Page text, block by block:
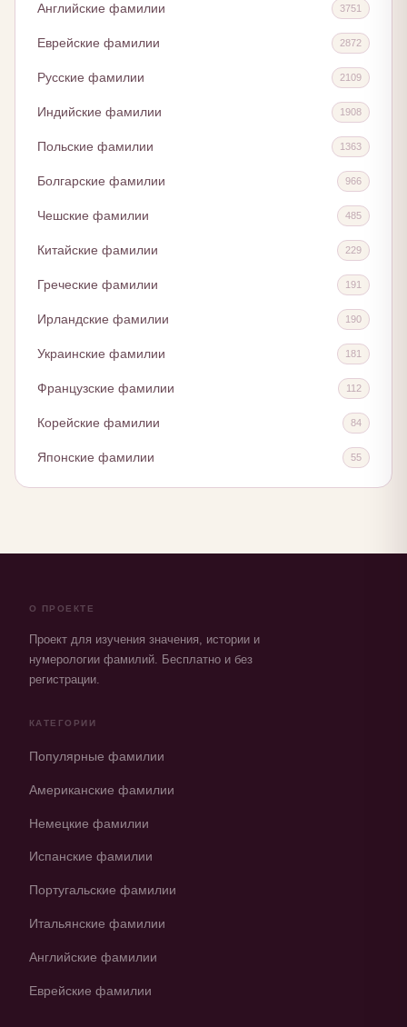
Английские фамилии 3751
Еврейские фамилии 2872
Русские фамилии 2109
Индийские фамилии 1908
Польские фамилии 1363
Болгарские фамилии 966
Чешские фамилии 485
Китайские фамилии 229
Греческие фамилии 191
Ирландские фамилии 190
Украинские фамилии 181
Французские фамилии 112
Корейские фамилии 84
Японские фамилии 55
О ПРОЕКТЕ
Проект для изучения значения, истории и
нумерологии фамилий. Бесплатно и без
регистрации.
КАТЕГОРИИ
Популярные фамилии
Американские фамилии
Немецкие фамилии
Испанские фамилии
Португальские фамилии
Итальянские фамилии
Английские фамилии
Еврейские фамилии